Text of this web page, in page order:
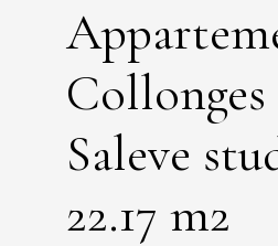
ACHETER VENDRE
Collonges
Saleve
22.17 m2